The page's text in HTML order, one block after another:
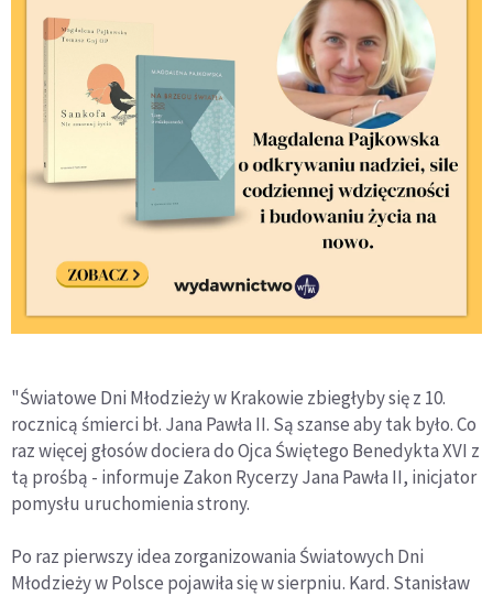
"Światowe Dni Młodzieży w Krakowie zbiegłyby się z 10.
rocznicą śmierci bł. Jana Pawła II. Są szanse aby tak było. Co
raz więcej głosów dociera do Ojca Świętego Benedykta XVI z
tą prośbą - informuje Zakon Rycerzy Jana Pawła II, inicjator
pomysłu uruchomienia strony.
Po raz pierwszy idea zorganizowania Światowych Dni
Młodzieży w Polsce pojawiła się w sierpniu. Kard. Stanisław